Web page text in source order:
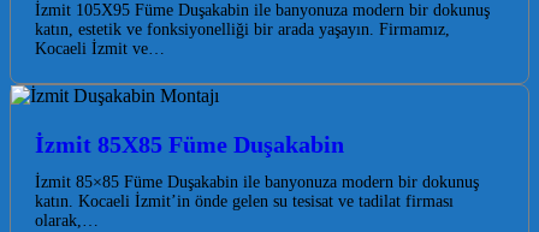
İzmit 105X95 Füme Duşakabin ile banyonuza modern bir dokunuş
katın, estetik ve fonksiyonelliği bir arada yaşayın. Firmamız,
Kocaeli İzmit ve…
İzmit 85X85 Füme Duşakabin
İzmit 85×85 Füme Duşakabin ile banyonuza modern bir dokunuş
katın. Kocaeli İzmit’in önde gelen su tesisat ve tadilat firması
olarak,…